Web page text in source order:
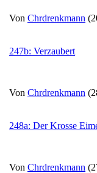
Von Chrdrenkmann
247b: Verzaubert
Von Chrdrenkmann
248a: Der Krosse
Von Chrdrenkmann